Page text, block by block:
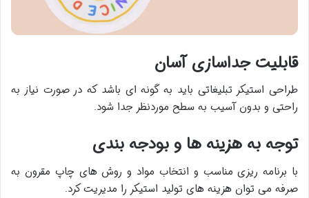
قابلیت جداسازی آسان
طراحی استیکر تبلیغاتی باید به گونه ای باشد که در صورت نیاز به
راحتی و بدون آسیب به سطح موردنظر جدا شود.​
توجه به هزینه ها و بودجه بندی
با برنامه ریزی مناسب و انتخاب مواد و روش های چاپ مقرون به
صرفه می توان هزینه های تولید استیکر را مدیریت کرد.​